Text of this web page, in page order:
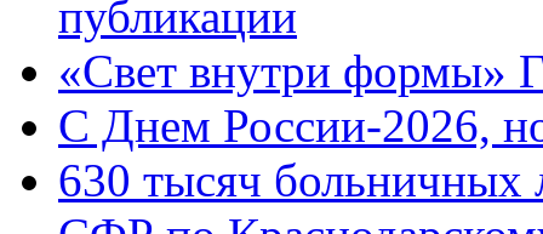
публикации
«Свет внутри формы»
C Днем России-2026,
630 тысяч больничных